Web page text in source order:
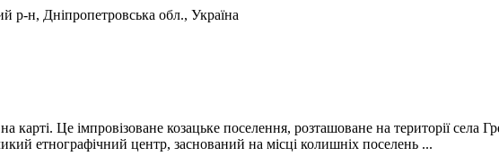
р-н, Дніпропетровська обл., Україна
карті. Це імпровізоване козацьке поселення, розташоване на території села
етнографічний центр, заснований на місці колишніх поселень ...